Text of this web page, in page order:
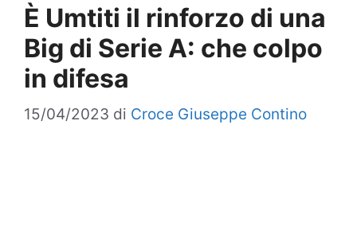
È Umtiti il rinforzo di una
Big di Serie A: che colpo
in difesa
15/04/2023 di Croce Giuseppe Contino